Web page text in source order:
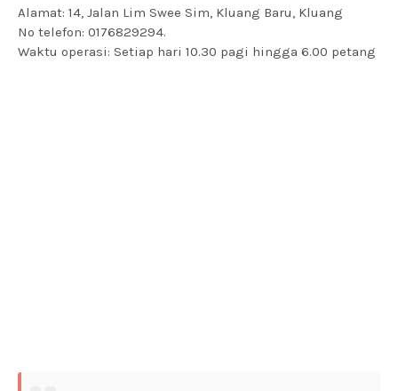
Alamat: 14, Jalan Lim Swee Sim, Kluang Baru, Kluang
No telefon: 0176829294.
Waktu operasi: Setiap hari 10.30 pagi hingga 6.00 petang